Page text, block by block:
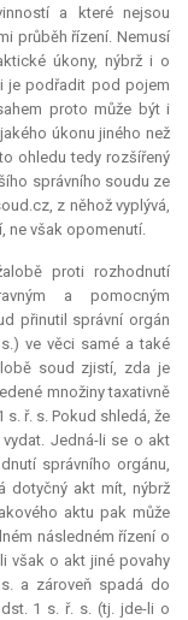
a které nejsou
průběh řízení. Nemusí
úkony, nýbrž i o
je podřadit pod pojem
proto může být i
úkonu jiného než
ohledu tedy rozšířený
správního soudu ze
z něhož vyplývá,
ne však opomenutí.
proti rozhodnutí
a pomocným
přinutil správní orgán
ve věci samé a také
soud zjistí, zda je
množiny taxativně
s. ř. s. Pokud shledá, že
Jedná-li se o akt
správního orgánu,
dotyčný akt mít, nýbrž
aktu pak může
následném řízení o
však o akt jiné povahy
a zároveň spadá do
1 s. ř. s. (tj. jde-li o